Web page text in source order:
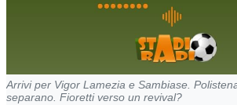
Arrivi per Vigor Lamezia e Sambiase.
separano. Fioretti verso un revival?